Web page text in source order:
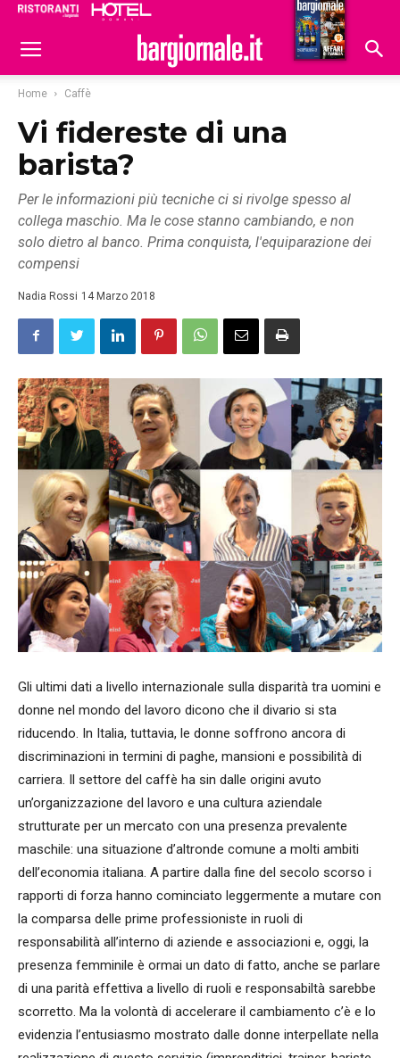
Hoteldomani
Home Caffè
Vi fidereste di una
barista?
Per le informazioni più tecniche ci si rivolge spesso al
collega maschio. Ma le cose stanno cambiando, e non
solo dietro al banco. Prima conquista, l'equiparazione dei
compensi
Nadia Rossi 14 Marzo 2018
Gli ultimi dati a livello internazionale sulla disparità tra uomini e
donne nel mondo del lavoro dicono che il divario si sta
riducendo. In Italia, tuttavia, le donne soffrono ancora di
discriminazioni in termini di paghe, mansioni e possibilità di
carriera. Il settore del caffè ha sin dalle origini avuto
un’organizzazione del lavoro e una cultura aziendale
strutturate per un mercato con una presenza prevalente
maschile: una situazione d’altronde comune a molti ambiti
dell’economia italiana. A partire dalla fine del secolo scorso i
rapporti di forza hanno cominciato leggermente a mutare con
la comparsa delle prime professioniste in ruoli di
responsabilità all’interno di aziende e associazioni e, oggi, la
presenza femminile è ormai un dato di fatto, anche se parlare
di una parità effettiva a livello di ruoli e responsabiltà sarebbe
scorretto. Ma la volontà di accelerare il cambiamento c’è e lo
evidenzia l’entusiasmo mostrato dalle donne interpellate nella